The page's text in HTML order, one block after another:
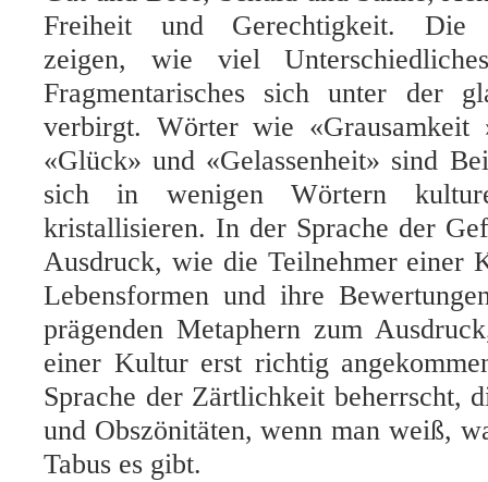
Freiheit und Gerechtigkeit. Die
zeigen, wie viel
Fragmentarisches sich unter der
verbirgt. Wörter wie «Grausamkeit
«Glück» und «Gelassenheit» sind
sich in wenigen Wörtern
kristallisieren. In der Sprache der
Ausdruck, wie die Teilnehmer einer
Lebensformen und ihre
prägenden Metaphern zum
einer Kultur erst richtig
Sprache der Zärtlichkeit beherrscht,
und Obszönitäten, wenn man weiß,
Tabus es gibt.